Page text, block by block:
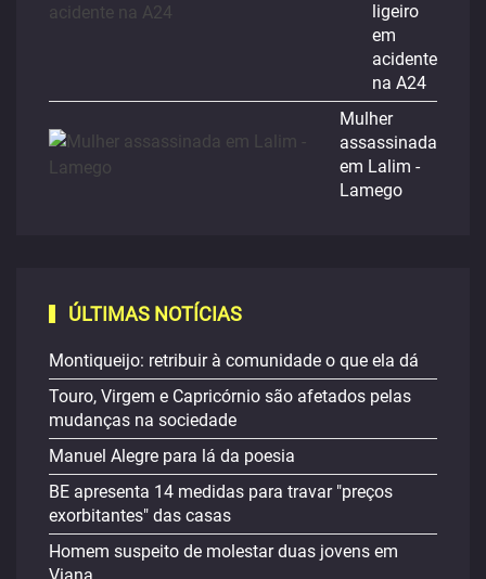
ligeiro
em
acidente
na A24
Mulher
assassinada
em Lalim -
Lamego
ÚLTIMAS NOTÍCIAS
Montiqueijo: retribuir à comunidade o que ela dá
Touro, Virgem e Capricórnio são afetados pelas
mudanças na sociedade
Manuel Alegre para lá da poesia
BE apresenta 14 medidas para travar "preços
exorbitantes" das casas
Homem suspeito de molestar duas jovens em